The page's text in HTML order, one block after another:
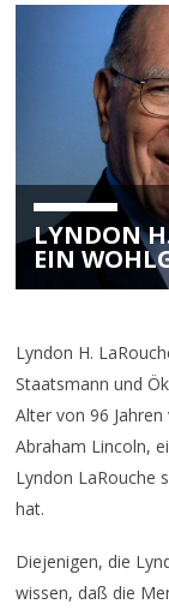
LYNDON
EIN
Lyndon H.
Staatsmann und
Alter von 96
Abraham Lincoln,
Lyndon LaRouche
hat.
Diejenigen, die
wissen, daß die